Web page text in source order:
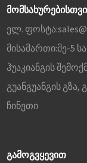
ელ. ფოსტა:
მისამართი:მე-5
ჰუაკიანგის
გუანგუანგის გზა,
ჩინეთი
ᲒᲐᲛᲝᲒᲕᲧᲔᲕᲘᲗ